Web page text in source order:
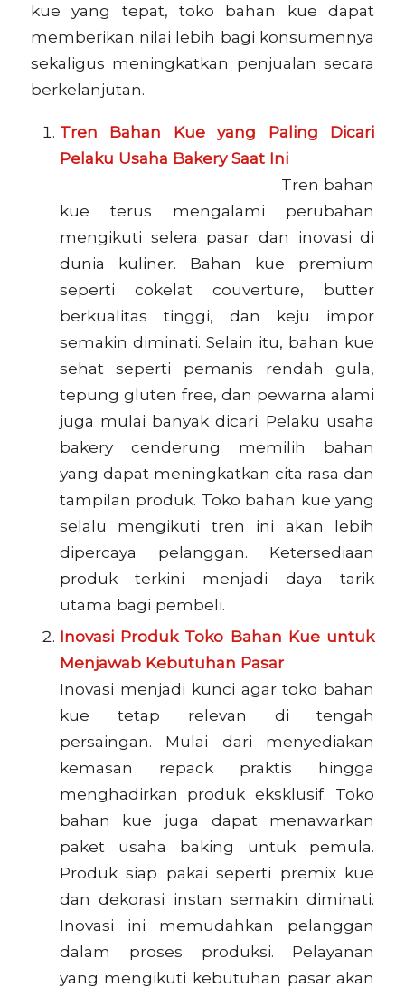
kue yang tepat, toko bahan kue dapat
memberikan nilai lebih bagi konsumennya
sekaligus meningkatkan penjualan secara
berkelanjutan.
Tren Bahan Kue yang Paling Dicari
Pelaku Usaha Bakery Saat Ini
Tren bahan
kue terus mengalami perubahan
mengikuti selera pasar dan inovasi di
dunia kuliner. Bahan kue premium
seperti cokelat couverture, butter
berkualitas tinggi, dan keju impor
semakin diminati. Selain itu, bahan kue
sehat seperti pemanis rendah gula,
tepung gluten free, dan pewarna alami
juga mulai banyak dicari. Pelaku usaha
bakery cenderung memilih bahan
yang dapat meningkatkan cita rasa dan
tampilan produk. Toko bahan kue yang
selalu mengikuti tren ini akan lebih
dipercaya pelanggan. Ketersediaan
produk terkini menjadi daya tarik
utama bagi pembeli.
Inovasi Produk Toko Bahan Kue untuk
Menjawab Kebutuhan Pasar
Inovasi menjadi kunci agar toko bahan
kue tetap relevan di tengah
persaingan. Mulai dari menyediakan
kemasan repack praktis hingga
menghadirkan produk eksklusif. Toko
bahan kue juga dapat menawarkan
paket usaha baking untuk pemula.
Produk siap pakai seperti premix kue
dan dekorasi instan semakin diminati.
Inovasi ini memudahkan pelanggan
dalam proses produksi. Pelayanan
yang mengikuti kebutuhan pasar akan